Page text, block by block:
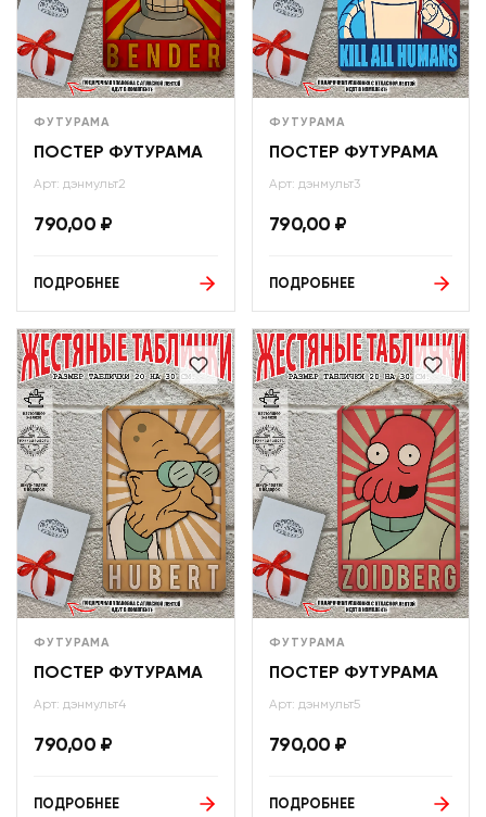
ФУТУРАМА
ПОСТЕР ФУТУРАМА
Арт: дэнмульт2
790,00 ₽
ПОДРОБНЕЕ
ФУТУРАМА
ПОСТЕР ФУТУРАМА
Арт: дэнмульт3
790,00 ₽
ПОДРОБНЕЕ
ФУТУРАМА
ПОСТЕР ФУТУРАМА
Арт: дэнмульт4
790,00 ₽
ПОДРОБНЕЕ
ФУТУРАМА
ПОСТЕР ФУТУРАМА
Арт: дэнмульт5
790,00 ₽
ПОДРОБНЕЕ